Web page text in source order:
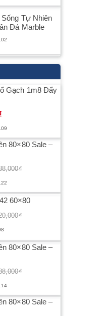
Tự Nhiên
Đá Marble
Gạch 1m8 Đẩy
80×80 Sale –
60×80
80×80 Sale –
80×80 Sale –